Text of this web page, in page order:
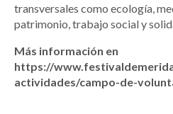
transversales como ecología,
patrimonio, trabajo social y
Más información en
https://
actividades/campo-de-